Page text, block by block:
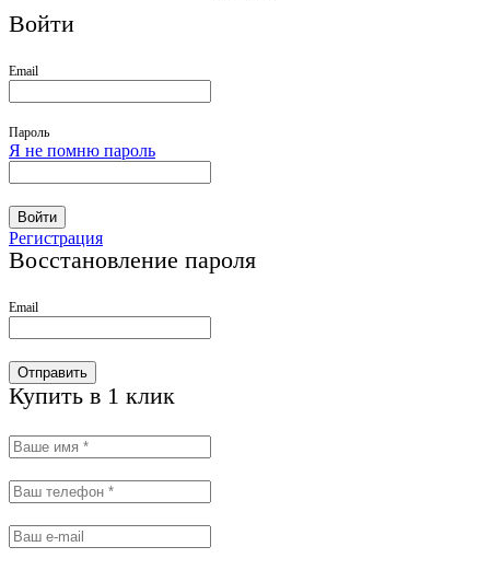
Войти
Email
Пароль
Я не помню пароль
Войти
Регистрация
Восстановление пароля
Email
Отправить
Купить в 1 клик